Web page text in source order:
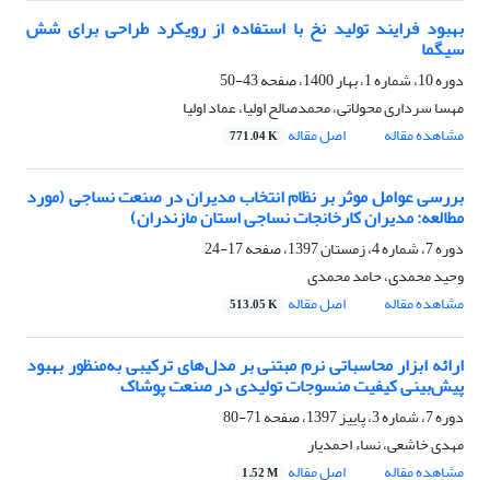
بهبود فرایند تولید نخ با استفاده از رویکرد طراحی برای شش
سیگما
دوره 10، شماره 1، بهار 1400، صفحه
43-50
مهسا سرداری محولاتی، محمدصالح اولیا، عماد اولیا
مشاهده مقاله
اصل مقاله 771.04 K
بررسی عوامل موثر بر نظام انتخاب مدیران در صنعت نساجی (مورد
مطالعه: مدیران کارخانجات نساجی استان مازندران)
دوره 7، شماره 4، زمستان 1397، صفحه
17-24
وحید محمدی، حامد محمدی
مشاهده مقاله
اصل مقاله 513.05 K
ارائه ابزار محاسباتی نرم مبتنی بر مدل‌های ترکیبی به‌منظور بهبود
پیش‌بینی کیفیت منسوجات تولیدی در صنعت پوشاک
دوره 7، شماره 3، پاییز 1397، صفحه
71-80
مهدی خاشعی، نساء احمدیار
مشاهده مقاله
اصل مقاله 1.52 M